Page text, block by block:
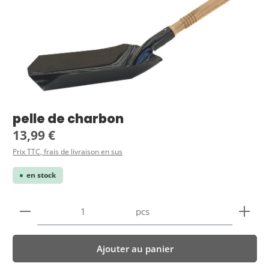
pelle de charbon
Prix régulier :
13,99 €
Prix TTC, frais de livraison en sus
en stock
Quantité de produit : Entrez la quantité
pcs
Ajouter au panier